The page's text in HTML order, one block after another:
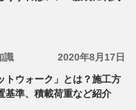
識 2020年8月17日
トウォーク」とは？施工方
基準、積載荷重など紹介